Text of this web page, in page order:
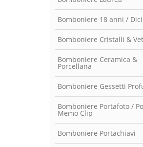
Bomboniere 18 anni /
Bomboniere Cristalli &
Bomboniere Ceramica &
Porcellana
Bomboniere Gessetti
Bomboniere Portafoto /
Memo Clip
Bomboniere Portachiavi